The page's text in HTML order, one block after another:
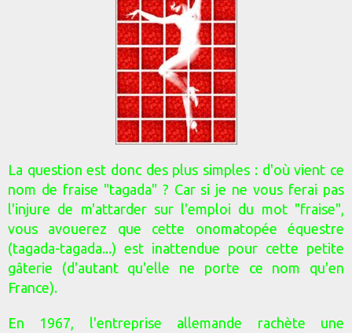
La question est donc des plus simples : d'où vient ce
nom de fraise "tagada" ? Car si je ne vous ferai pas
l'injure de m'attarder sur l'emploi du mot "fraise",
vous avouerez que cette onomatopée équestre
(tagada-tagada...) est inattendue pour cette petite
gâterie (d'autant qu'elle ne porte ce nom qu'en
France).
En 1967, l'entreprise allemande rachète une